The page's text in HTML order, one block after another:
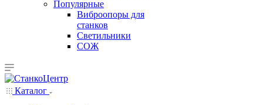
Популярные
Виброопоры для
станков
Светильники
СОЖ
Каталог